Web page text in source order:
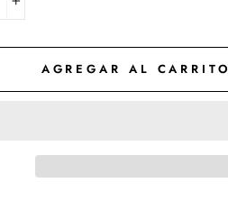
+
AGREGAR AL CARRITO